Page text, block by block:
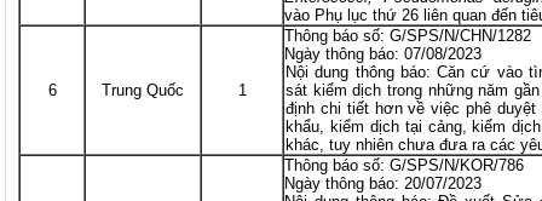
vào Phụ lục thứ 26 liên quan đến
6 Trung Quốc 1
Thông báo số: G/SPS/N/CHN/1282
Ngày thông báo: 07/08/2023
Nội dung thông báo: Căn cứ vào
sát kiểm dịch trong những năm
định chi tiết hơn về việc phê duyệt
khẩu, kiểm dịch tại cảng, kiểm
khác, tuy nhiên chưa đưa ra các
Thông báo số: G/SPS/N/KOR/786
Ngày thông báo: 20/07/2023